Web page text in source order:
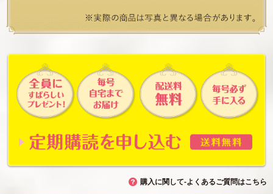
購入に関して-よくあるご質問はこちら